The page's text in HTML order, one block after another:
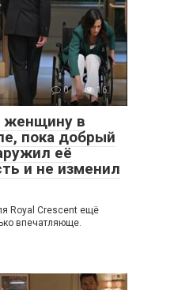
0 16
женщину в
пока добрый
её
и не изменил
Royal Crescent ещё
впечатляюще.